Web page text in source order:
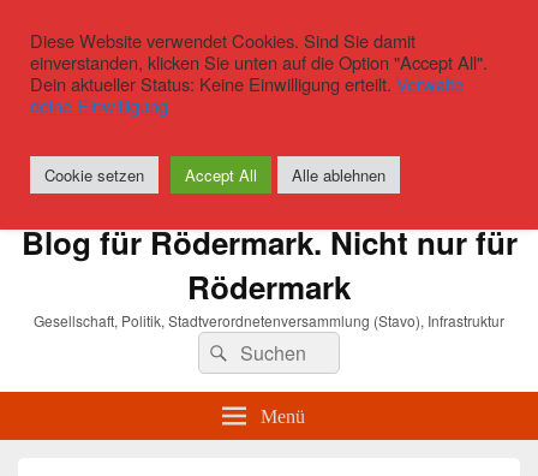
Blog für Rödermark. Nicht nur für
Rödermark
Gesellschaft, Politik, Stadtverordnetenversammlung (Stavo), Infrastruktur
Suchen
nach:
Suchen
Menü
Diese Website verwendet Cookies. Sind Sie damit
einverstanden, klicken Sie unten auf die Option "Accept All".
Dein aktueller Status: Keine Einwilligung erteilt. Verwalte
deine Einwilligung
Cookie setzen Accept All Alle ablehnen